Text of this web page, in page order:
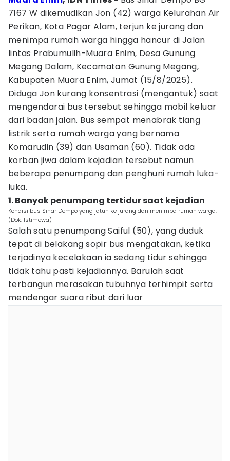
7167 W dikemudikan Jon (42) warga Kelurahan Air
Perikan, Kota Pagar Alam, terjun ke jurang dan
menimpa rumah warga hingga hancur di Jalan
lintas Prabumulih-Muara Enim, Desa Gunung
Megang Dalam, Kecamatan Gunung Megang,
Kabupaten Muara Enim, Jumat (15/8/2025).
Diduga Jon kurang konsentrasi (mengantuk) saat
mengendarai bus tersebut sehingga mobil keluar
dari badan jalan. Bus sempat menabrak tiang
listrik serta rumah warga yang bernama
Komarudin (39) dan Usaman (60). Tidak ada
korban jiwa dalam kejadian tersebut namun
beberapa penumpang dan penghuni rumah luka-
luka.
1. Banyak penumpang tertidur saat kejadian
Kondisi bus Sinar Dempo yang jatuh ke jurang dan menimpa rumah warga.
(Dok. Istimewa)
Salah satu penumpang Saiful (50), yang duduk
tepat di belakang sopir bus mengatakan, ketika
terjadinya kecelakaan ia sedang tidur sehingga
tidak tahu pasti kejadiannya. Barulah saat
terbangun merasakan tubuhnya terhimpit serta
mendengar suara ribut dari luar